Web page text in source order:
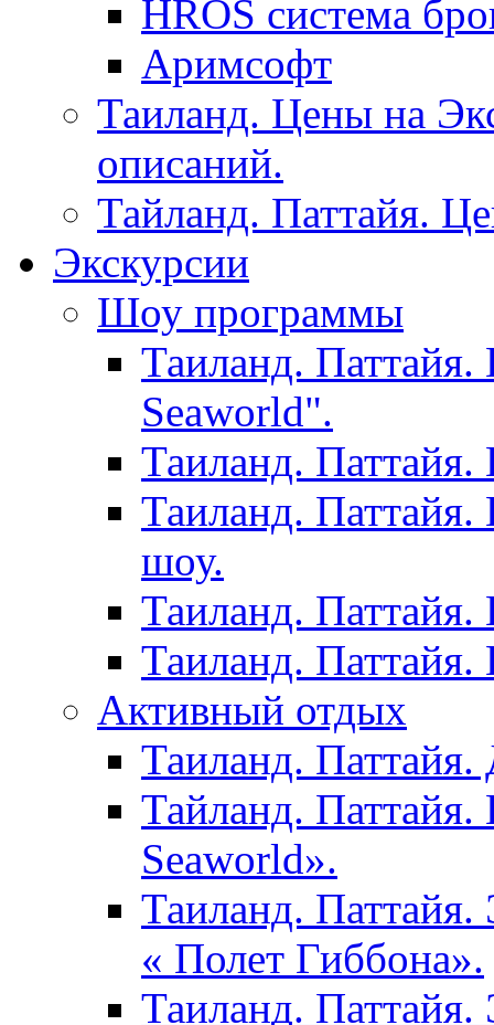
HROS система
Аримсофт
Таиланд. Цены на
описаний.
Тайланд. Паттайя.
Экскурсии
Шоу программы
Таиланд.
Seaworld".
Таиланд.
Таиланд.
шоу.
Таиланд.
Таиланд. Паттайя.
Активный отдых
Таиланд. Паттайя.
Тайланд.
Seaworld».
Таиланд.
« Полет Гиббона».
Таиланд. Паттайя.